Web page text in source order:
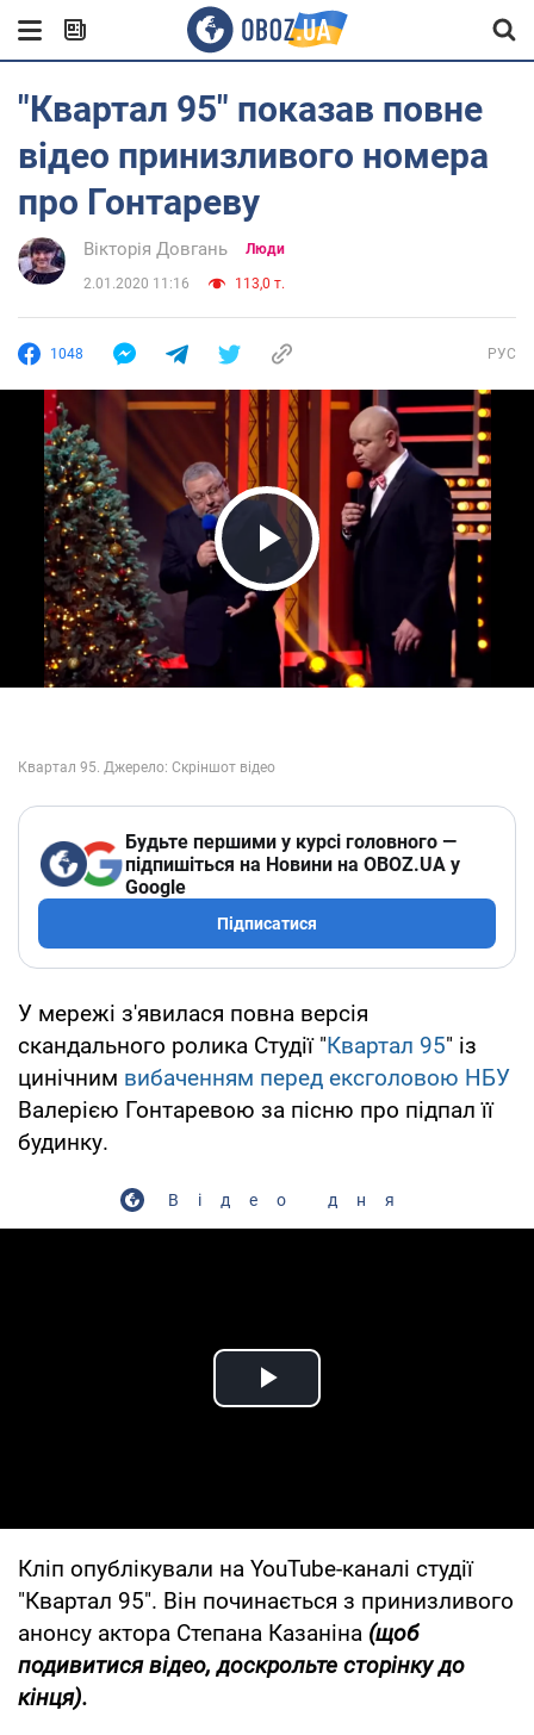
"Квартал 95" показав повне
відео принизливого номера
про Гонтареву
Вікторія Довгань Люди
2.01.2020 11:16 113,0 т.
1048 РУС
Play Video
Будьте першими у курсі головного —
підпишіться на Новини на OBOZ.UA у
Google
Підписатися
У мережі з'явилася повна версія
скандального ролика Студії "Квартал 95" із
цинічним вибаченням перед ексголовою НБУ
Валерією Гонтаревою за пісню про підпал її
будинку.
Відео дня
Play Video
Кліп опублікували на YouTube-каналі студії
"Квартал 95". Він починається з принизливого
анонсу актора Степана Казаніна (щоб
подивитися відео, доскрольте сторінку до
кінця).